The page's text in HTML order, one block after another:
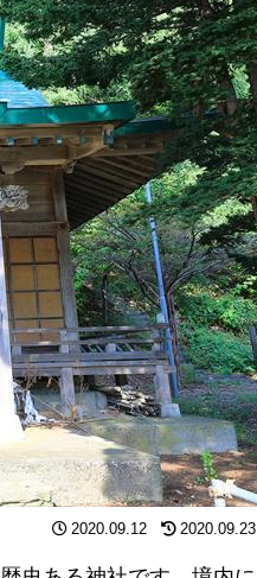
2020.09.12 2020.09.23